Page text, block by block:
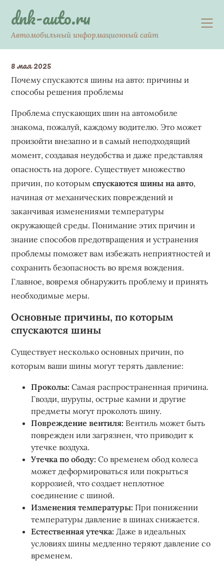
contentdnk-auto.ru
Автомобильный информационный сайт
8 мая 2025
Почему спускаются шины на авто: причины и
способы решения проблемы
Проблема спускающих шин на автомобиле
знакома, пожалуй, каждому водителю. Это может
произойти внезапно и в самый неподходящий
момент, создавая неудобства и даже представляя
опасность на дороге. Существует множество
причин, по которымспускаются шины на авто,
начиная от механических повреждений и
заканчивая изменениями температуры
окружающей среды. Понимание этих причин и
знание способов предотвращения и устранения
проблемы поможет вам избежать неприятностей и
сохранить безопасность во время вождения.
Главное, вовремя обнаружить проблему и принять
необходимые меры.
Основные причины, по которым
спускаются шины
Существует несколько основных причин, по
которым ваши шины могут терять давление:
Проколы: Самая распространенная причина.
Гвозди, шурупы, острые камни и другие
предметы могут проколоть шину.
Повреждение вентиля: Вентиль может быть
поврежден или загрязнен, что приводит к
утечке воздуха.
Утечка по ободу: Со временем обод колеса
может деформироваться или покрыться
коррозией, что создает неплотное
соединение с шиной.
Изменения температуры: При понижении
температуры давление в шинах снижается.
Естественная утечка: Даже в идеальных
условиях шины медленно теряют давление со
временем.